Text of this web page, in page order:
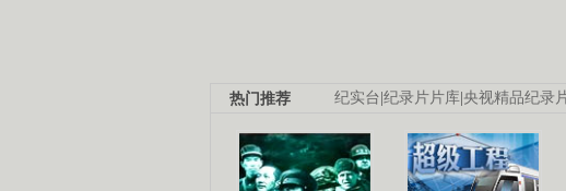
纪实台 纪录片片库 央视精品纪录
热门推荐